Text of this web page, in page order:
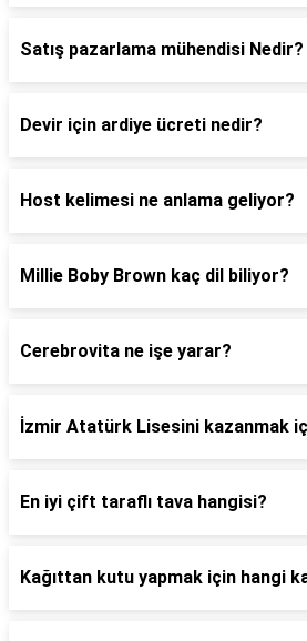
Satış pazarlama mühendisi Nedir?
Devir için ardiye ücreti nedir?
Host kelimesi ne anlama geliyor?
Millie Boby Brown kaç dil biliyor?
Cerebrovita ne işe yarar?
İzmir Atatürk Lisesini kazanmak
En iyi çift taraflı tava hangisi?
Kağıttan kutu yapmak için hangi